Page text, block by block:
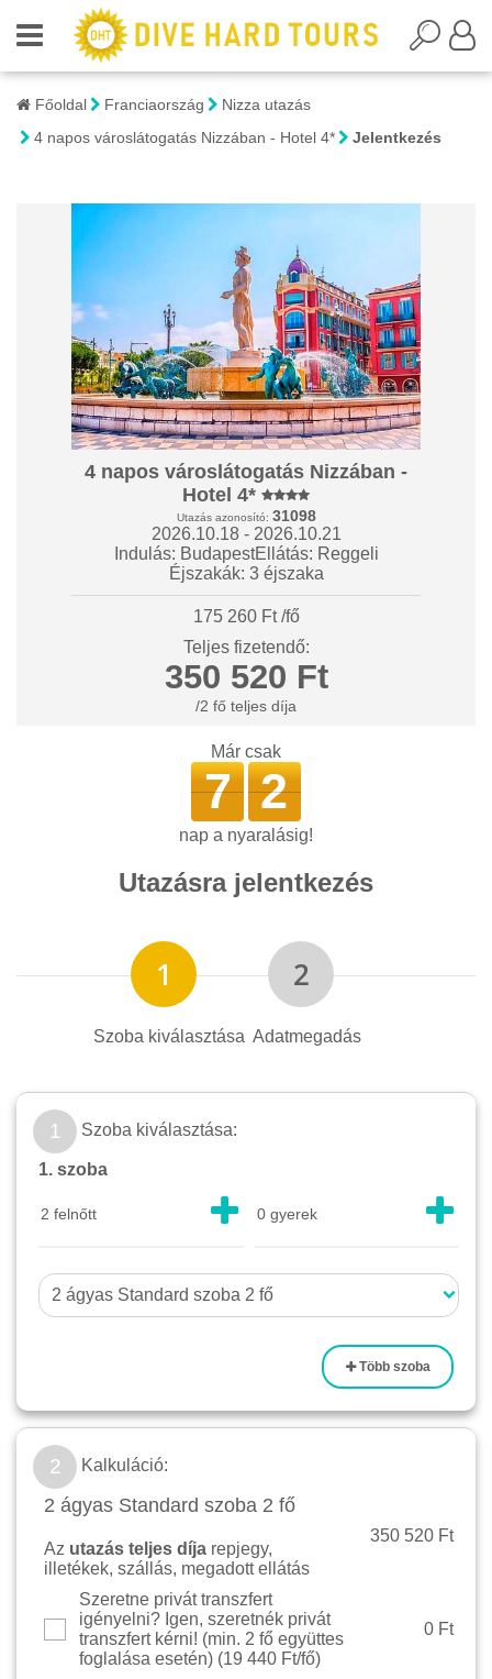
Főoldal Franciaország
Nizza utazás
4 napos városlátogatás Nizzában - Hotel 4*
Jelentkezés
Már csak
7 2
nap a nyaralásig!
Utazásra jelentkezés
Szoba kiválasztása Adatmegadás
1 Szoba kiválasztása:
1. szoba
Több szoba
2 Kalkuláció:
2 ágyas Standard szoba 2 fő
Az utazás teljes díja repjegy,
illetékek, szállás, megadott ellátás
350 520 Ft
Szeretne privát transzfert
igényelni? Igen, szeretnék privát
transzfert kérni! (min. 2 fő együttes
foglalása esetén) (19 440 Ft/fő)
0 Ft
4 napos városlátogatás Nizzában -
Hotel 4*
Utazás azonosító: 31098
2026.10.18 - 2026.10.21
Indulás: BudapestEllátás: Reggeli
Éjszakák: 3 éjszaka
175 260 Ft /fő
Teljes fizetendő:
350 520 Ft
/2 fő teljes díja